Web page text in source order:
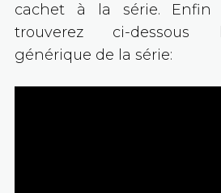
cachet à la série. Enfin
trouverez ci-dessous
générique de la série: